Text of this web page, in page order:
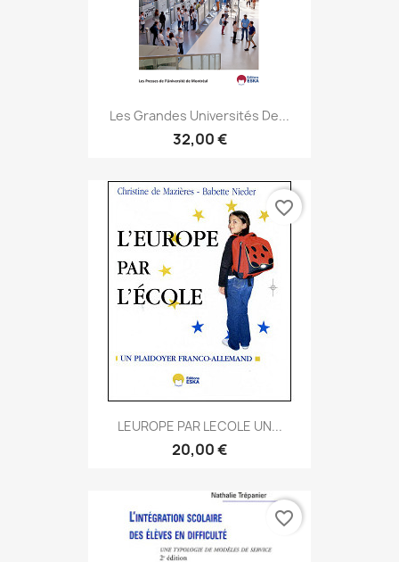
Les Grandes Universités De...
32,00 €
LEUROPE PAR LECOLE UN...
20,00 €
favorite_border
favorite_border